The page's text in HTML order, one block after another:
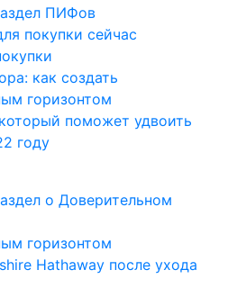
покупки сейчас
как создать
горизонтом
поможет удвоить
году
горизонтом
Hathaway после ухода